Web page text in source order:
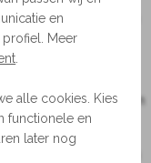
de winkel ook even
onze kijk op goed en
kan helpen bij het
fijne verblijfsruimte van
een must. Wij
om je daarbij
luxe, ruig en
en
profiel. Meer
alle cookies. Kies
functionele en
later nog